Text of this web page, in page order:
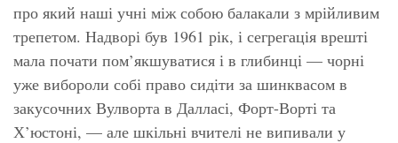
про який наші учні між собою балакали з мрійливим
трепетом. Надворі був 1961 рік, і сегрегація врешті
мала почати пом’якшуватися і в глибинці — чорні
уже вибороли собі право сидіти за шинквасом в
закусочних Вулворта в Далласі, Форт-Ворті та
Х’юстоні, — але шкільні вчителі не випивали у